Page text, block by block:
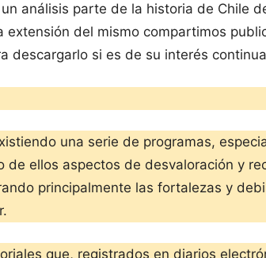
análisis parte de la historia de Chile
del mismo compartimos
descargarlo si es de su interés
una serie de programas,
ellos aspectos de desvaloración y
principalmente las fortalezas y
que, registrados en diarios